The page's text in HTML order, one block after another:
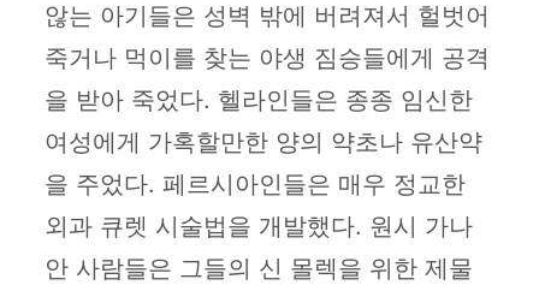
않는 아기들은 성벽 밖에 버려져서 헐벗어
죽거나 먹이를 찾는 야생 짐승들에게 공격
을 받아 죽었다. 헬라인들은 종종 임신한
여성에게 가혹할만한 양의 약초나 유산약
을 주었다. 페르시아인들은 매우 정교한
외과 큐렛 시술법을 개발했다. 원시 가나
안 사람들은 그들의 신 몰렉을 위한 제물